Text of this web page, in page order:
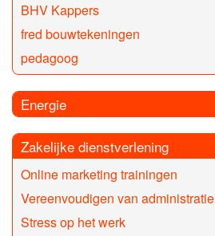
BHV Kappers
fred bouwtekeningen
pedagoog
Energie
Zakelijke dienstverlening
Online marketing trainingen
Vereenvoudigen van administratie
Stress op het werk